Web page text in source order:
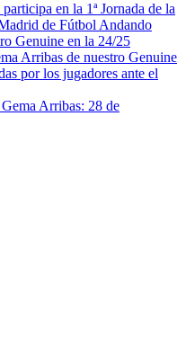
en la 1ª Jornada de la
de Fútbol Andando
Genuine en la 24/25
Arribas de nuestro Genuine
por los jugadores ante el
Arribas: 28 de